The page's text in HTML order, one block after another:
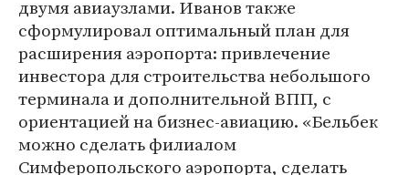
двумя авиаузлами. Иванов также
сформулировал оптимальный план для
расширения аэропорта: привлечение
инвестора для строительства небольшого
терминала и дополнительной ВПП, с
ориентацией на бизнес-авиацию. «Бельбек
можно сделать филиалом
Симферопольского аэропорта, сделать